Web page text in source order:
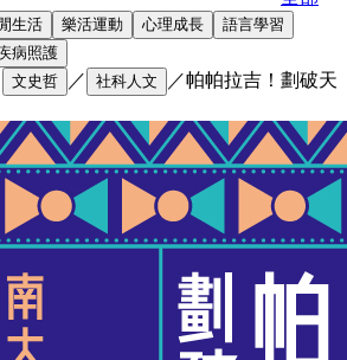
生活 樂活運動 心理成長
語言學習
病照護
文史哲 ／ 社科人文 ／帕帕拉吉！劃破天